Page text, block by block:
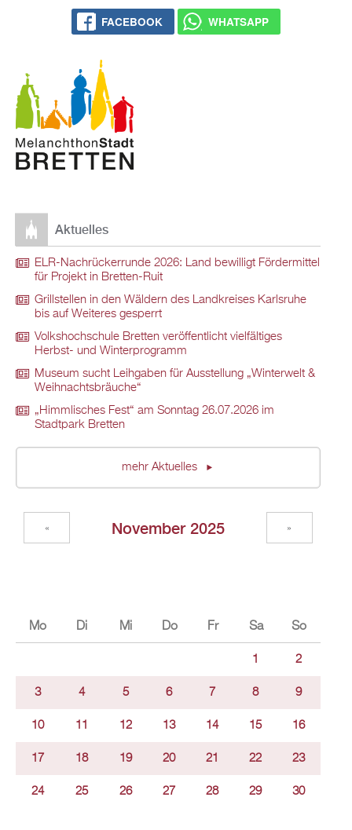
FACEBOOK WHATSAPP
Aktuelles
ELR-Nachrückerrunde 2026: Land bewilligt Fördermittel
für Projekt in Bretten-Ruit
Grillstellen in den Wäldern des Landkreises Karlsruhe
bis auf Weiteres gesperrt
Volkshochschule Bretten veröffentlicht vielfältiges
Herbst- und Winterprogramm
Museum sucht Leihgaben für Ausstellung „Winterwelt &
Weihnachtsbräuche“
„Himmlisches Fest“ am Sonntag 26.07.2026 im
Stadtpark Bretten
mehr Aktuelles
November 2025
« »
Mo Di Mi Do Fr Sa So
1 2
3 4 5 6 7 8 9
10 11 12 13 14 15 16
17 18 19 20 21 22 23
24 25 26 27 28 29 30